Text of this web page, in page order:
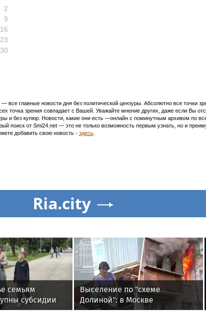
2
9
16
23
30
главные новости дня без политической цензуры. Абсолютно все точки
точка зрения совпадает с Вашей. Уважайте мнение других, даже если Вы
и без купюр. Новости, какие они есть —онлайн с поминутным архивом по
поиск от Smi24.net — это не только возможность первым узнать, но и
добавить свою новость - здесь
Ria.city
семьям
субсидии
льготы
Выселение по "схеме
Долиной": в Москве
пенсионерка устроила пожар